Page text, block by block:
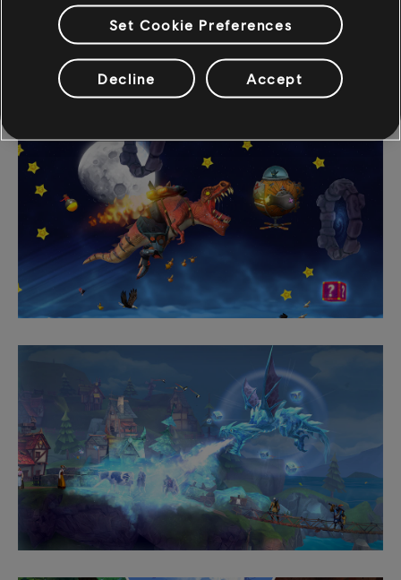
Captures d'écran
Set Cookie Preferences
Decline Accept